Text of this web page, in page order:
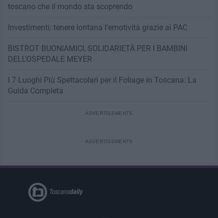
toscano che il mondo sta scoprendo
Investimenti: tenere lontana l’emotività grazie ai PAC
BISTROT BUONIAMICI, SOLIDARIETÀ PER I BAMBINI
DELL’OSPEDALE MEYER
I 7 Luoghi Più Spettacolari per il Foliage in Toscana: La
Guida Completa